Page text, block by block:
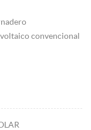
convencional